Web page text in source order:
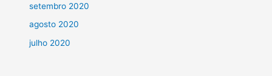
setembro 2020
agosto 2020
julho 2020